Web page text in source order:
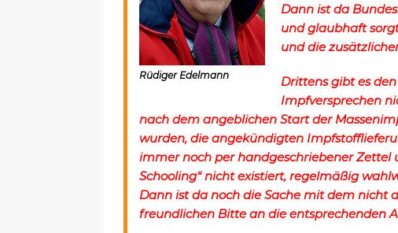
Rüdiger Edelmann
Dann ist da
und glaubhaft
und die
Drittens gibt es
Impfversprechen
nach dem angeblichen Start der
wurden, die angekündigten
immer noch per handgeschriebener Zettel
Schooling“ nicht existiert, regelmäßig
Dann ist da noch die Sache mit dem nicht
freundlichen Bitte an die entsprechenden